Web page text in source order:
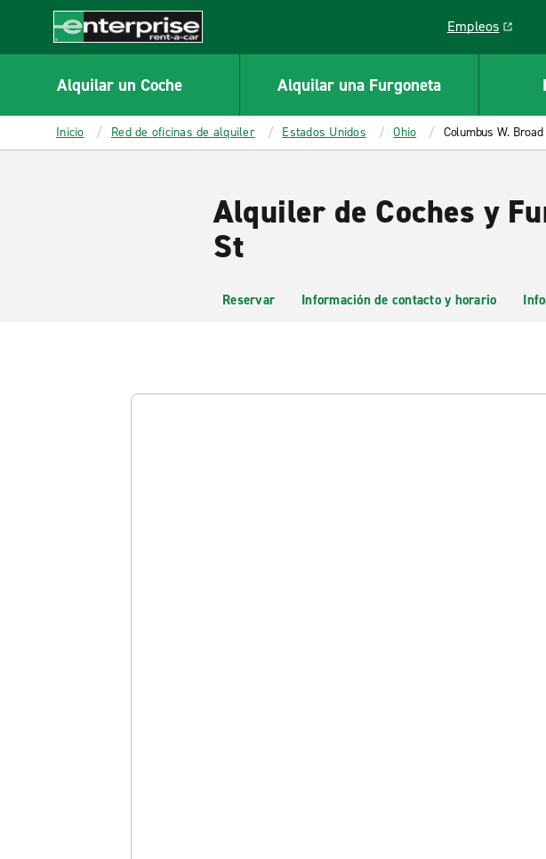
CONTENT
Enterprise
Empleos
Link opens in a
Alquilar un Coche Alquilar una Furgoneta
Inicio Red de oficinas de alquiler Estados Unidos Ohio Columbus W. Broad
Alquiler de Coches y
St
Reservar Información de contacto y horario